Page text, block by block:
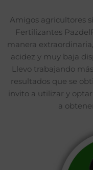
Amigos agricultores
Fertilizantes
manera
acidez y muy baja
Llevo trabajando
resultados que se
invito a utilizar y
a